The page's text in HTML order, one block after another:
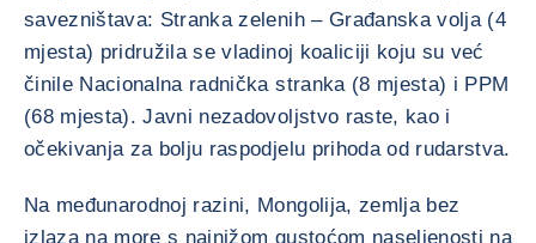
savezništava: Stranka zelenih – Građanska volja (4
mjesta) pridružila se vladinoj koaliciji koju su već
činile Nacionalna radnička stranka (8 mjesta) i PPM
(68 mjesta). Javni nezadovoljstvo raste, kao i
očekivanja za bolju raspodjelu prihoda od rudarstva.
Na međunarodnoj razini, Mongolija, zemlja bez
izlaza na more s najnižom gustoćom naseljenosti na